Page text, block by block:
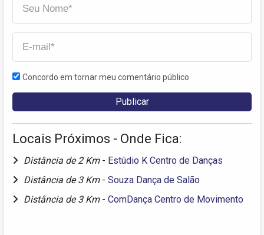
Concordo em tornar meu comentário público
Locais Próximos - Onde Fica:
Distância de 2 Km - Estúdio K Centro de Danças
Distância de 3 Km - Souza Dança de Salão
Distância de 3 Km - ComDança Centro de Movimento